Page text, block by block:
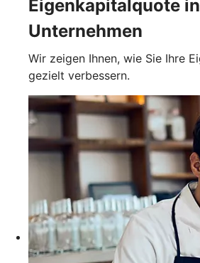
Eigenkapitalquote in
Unternehmen
Wir zeigen Ihnen, wie Sie Ihre
gezielt verbessern.